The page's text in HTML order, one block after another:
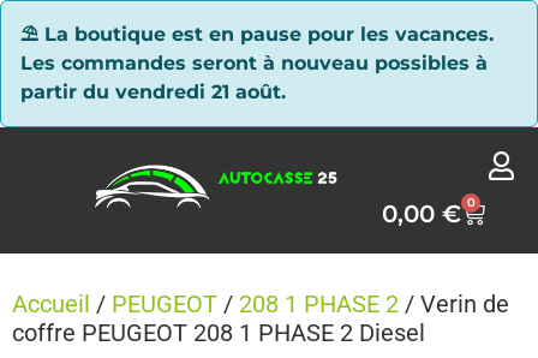
⛱ La boutique est en pause pour les vacances.
Les commandes seront à nouveau possibles à
partir du vendredi 21 août.
0,00€ 0
Accueil / PEUGEOT / 208 1 PHASE 2 / Verin de
coffre PEUGEOT 208 1 PHASE 2 Diesel
Panneau de gestion des cookies